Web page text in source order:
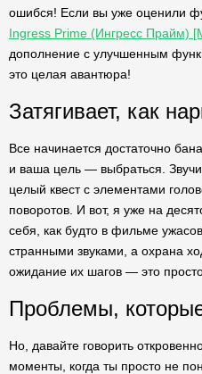
ошибся! Если вы уже оценили
Ingress Prime (Ингресс Прайм)
дополнение с улучшенным
это целая авантюра!
Затягивает, как
Все начинается достаточно
и ваша цель — выбраться.
целый квест с элементами
поворотов. И вот, я уже на
себя, как будто в фильме
странными звуками, а охрана
ожидание их шагов — это
Проблемы,
Но, давайте говорить
моменты, когда ты просто не